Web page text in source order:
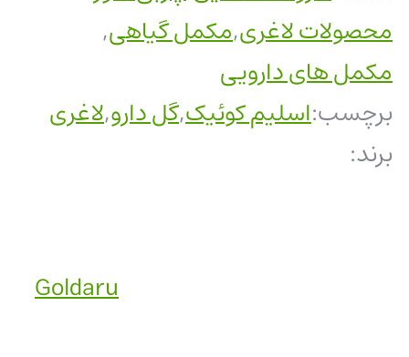
محصولات لاغری,مکمل گیاهی,
مکمل های دارویی
برچسب:اسلیم کوئیک,گل دارو,لاغری
برند:
Goldaru